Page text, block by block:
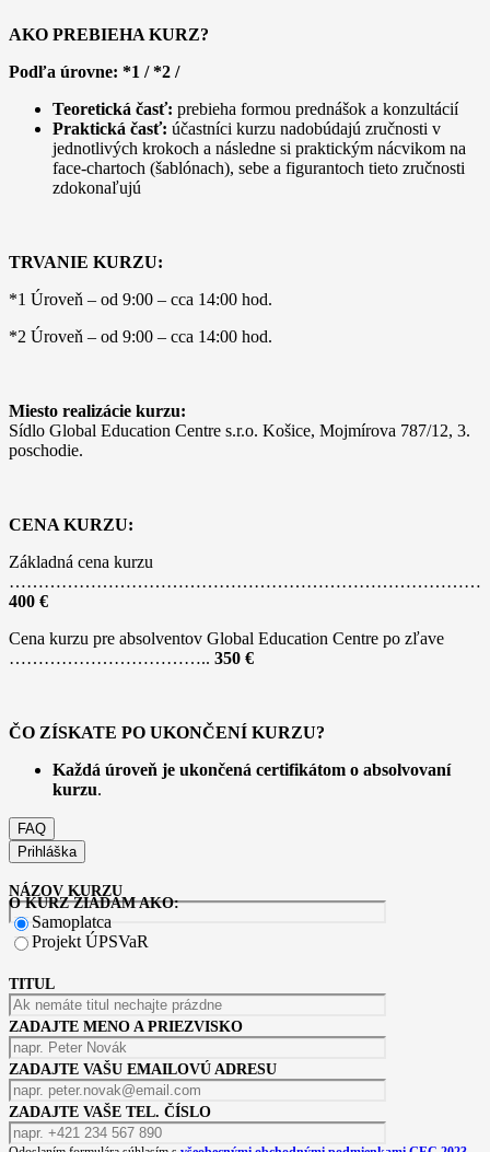
AKO PREBIEHA KURZ?
Podľa úrovne: *1 / *2 /
Teoretická časť: prebieha formou prednášok a konzultácií
Praktická časť: účastníci kurzu nadobúdajú zručnosti v
jednotlivých krokoch a následne si praktickým nácvikom na
face-chartoch (šablónach), sebe a figurantoch tieto zručnosti
zdokonaľujú
TRVANIE KURZU:
*1 Úroveň – od 9:00 – cca 14:00 hod.
*2 Úroveň – od 9:00 – cca 14:00 hod.
Miesto realizácie kurzu:
Sídlo Global Education Centre s.r.o. Košice, Mojmírova 787/12, 3.
poschodie.
CENA KURZU:
Základná cena kurzu
400 €
Cena kurzu pre absolventov Global Education Centre po zľave
…………………………….. 350 €
ČO ZÍSKATE PO UKONČENÍ KURZU?
Každá úroveň je ukončená certifikátom o absolvovaní
kurzu.
FAQ
Prihláška
NÁZOV KURZU
O KURZ ŽIADAM AKO:
Samoplatca
Projekt ÚPSVaR
TITUL
ZADAJTE MENO A PRIEZVISKO
ZADAJTE VAŠU EMAILOVÚ ADRESU
ZADAJTE VAŠE TEL. ČÍSLO